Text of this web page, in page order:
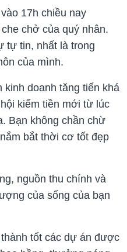
17h chiều nay
chở của quý nhân.
tự tin, nhất là trong
của mình.
doanh tăng tiến khá
kiếm tiền mới từ lúc
Bạn không chần chừ
bắt thời cơ tốt đẹp
nguồn thu chính và
của sống của bạn
tốt các dự án được